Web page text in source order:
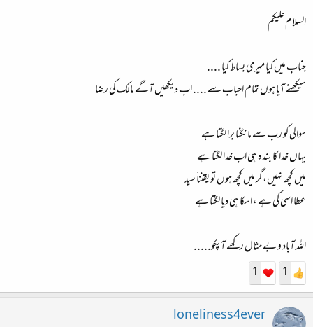
السلام علیکم
جناب میں کیا میری بساط کیا ....
سیکھنے آیا ہوں تمام احباب سے .... اب دیکھیں آگے مالک کی رضا
سوالی کو رب سے مانگنا برا لگتا ہے
یہاں خدا کا بندہ ہی اب خدا لگتا ہے
میں کچھ نہیں،گر میں کچھ ہوں تو یقنناَ سید
عطا اسی کی ہے ، اسکا ہی دیا لگتا ہے
اللہ آباد و بے مثال رکھے آپکو.....
1
1
loneliness4ever